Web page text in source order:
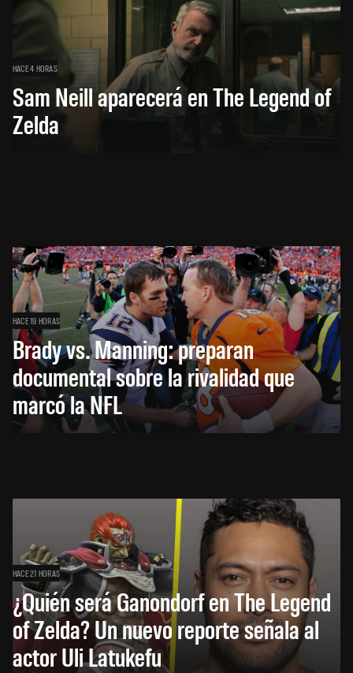
HACE 4 HORAS
Sam Neill aparecerá en The Legend of
Zelda
HACE 19 HORAS
Brady vs. Manning: preparan
documental sobre la rivalidad que
marcó la NFL
HACE 21 HORAS
¿Quién será Ganondorf en The Legend
of Zelda? Un nuevo reporte señala al
actor Uli Latukefu